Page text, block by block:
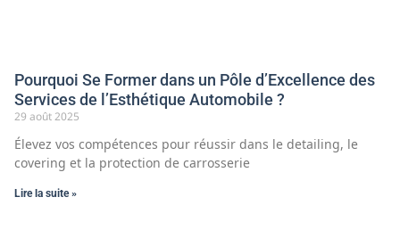
Pourquoi Se Former dans un Pôle d’Excellence des
Services de l’Esthétique Automobile ?
29 août 2025
Élevez vos compétences pour réussir dans le detailing, le
covering et la protection de carrosserie
Lire la suite »